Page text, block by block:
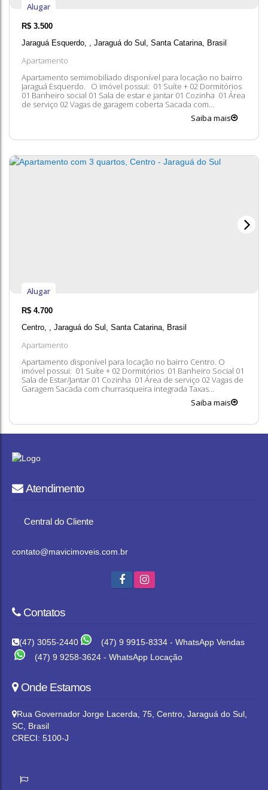
Apartamento
R$ 3.500
Jaraguá Esquerdo
Jaraguá do Sul Santa Catarina Brasil
Apartamento semimobiliado disponível para locação no bairro
Jaraguá Esquerdo. O imóvel possui: 01 Suíte + 02 Dormitórios
01 Banheiro social 01 Sala de estar e jantar 01 Cozinha 01 Área
de serviço 02 Vagas de garagem coberta Sacada com
Entre em contato conosco para mais informações, ficaremos
Alugar
Saiba mais
Apartamento
R$ 4.700
Centro
Jaraguá do Sul Santa Catarina Brasil
Apartamento disponível para locação no bairro Centro. O
imóvel possui: 01 Suíte + 02 Dormitórios 01 Banheiro Social 01
Sala de Estar/Jantar 01 Cozinha 01 Área de serviço 02 Vagas de
Garagem Sacada com churrasqueira integrada Taxas
conosco para mais informações, ficaremos felizes em lhe
Alugar
Saiba mais
Atendimento
Central do Cliente
contato@mavicimoveis.com.br
Contatos
(47) 3055-2440
(47) 9 9915-8334 - WhatsApp Vendas
(47) 9 9258-3624 - WhatsApp Locação
Onde Estamos
Rua Governador Jorge Lacerda, 75, Centro, Jaraguá do Sul,
SC, Brasil
CRECI: 5100-J